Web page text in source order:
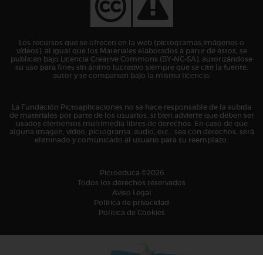
Los recursos que se ofrecen en la web (pictogramas,imágenes o
vídeos), al igual que los Materiales elaborados a partir de éstos, se
publican bajo Licencia Creative Commons (BY-NC-SA), autorizándose
su uso para fines sin ánimo lucrativo siempre que se cite la fuente,
autor y se compartan bajo la misma licencia.
La Fundación Pictoaplicaciones no se hace responsable de la subida
de materiales por parte de los usuarios, si bien advierte que deben ser
usados elementos multimedia libres de derechos. En caso de que
alguna imagen, vídeo, pictograma, audio, etc… sea con derechos, será
eliminado y comunicado al usuario para su reemplazo.
Pictoeduca ©2026
Todos los derechos reservados
Aviso Legal
Política de privacidad
Política de Cookies